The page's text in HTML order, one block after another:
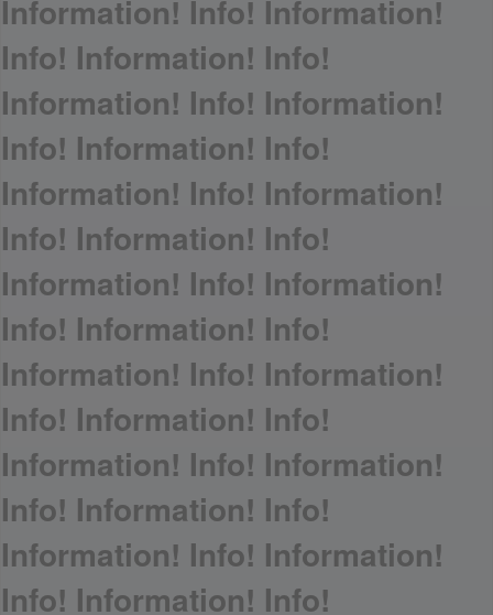
Information! Info! Information!
Info! Information! Info!
Information! Info! Information!
Info! Information! Info!
Information! Info! Information!
Info! Information! Info!
Information! Info! Information!
Info! Information! Info!
Information! Info! Information!
Info! Information! Info!
Information! Info! Information!
Info! Information! Info!
Information! Info! Information!
Info! Information! Info!